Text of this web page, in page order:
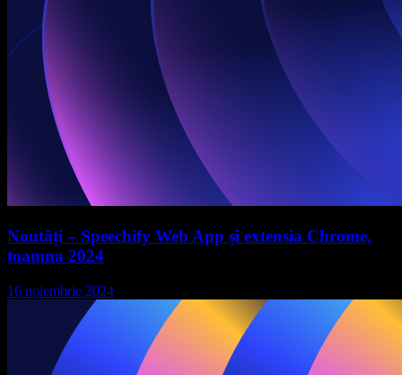
Noutăți – Speechify Web App și extensia Chrome,
toamna 2024
16 noiembrie 2024